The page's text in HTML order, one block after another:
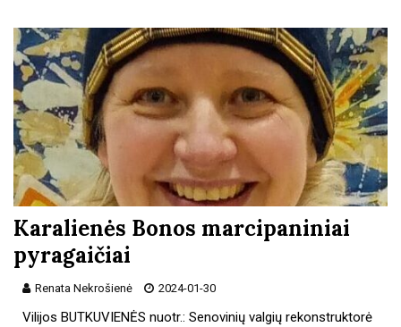
Karalienės Bonos marcipaniniai
pyragaičiai
Renata Nekrošienė 2024-01-30
Vilijos BUTKUVIENĖS nuotr.: Senovinių valgių rekonstruktorė